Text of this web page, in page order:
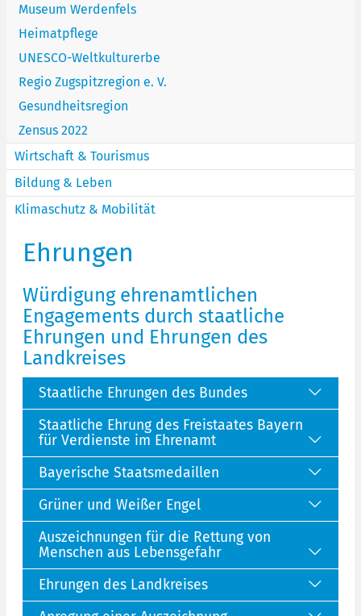
Museum Werdenfels
Heimatpflege
UNESCO-Weltkulturerbe
Regio Zugspitzregion e. V.
Gesundheitsregion
Zensus 2022
Wirtschaft & Tourismus
Bildung & Leben
Klimaschutz & Mobilität
Ehrungen
Würdigung ehrenamtlichen
Engagements durch staatliche
Ehrungen und Ehrungen des
Landkreises
Staatliche Ehrungen des Bundes
Staatliche Ehrung des Freistaates Bayern
für Verdienste im Ehrenamt
Bayerische Staatsmedaillen
Grüner und Weißer Engel
Auszeichnungen für die Rettung von
Menschen aus Lebensgefahr
Ehrungen des Landkreises